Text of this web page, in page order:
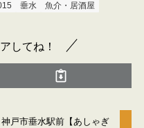
垂水 魚介・居酒屋
してね！
神戸市垂水駅前【あしゃぎ